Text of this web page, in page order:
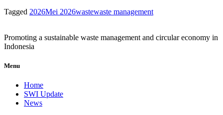
Tagged 2026Mei 2026wastewaste management
Promoting a sustainable waste management and circular economy in
Indonesia
Menu
Home
SWI Update
News